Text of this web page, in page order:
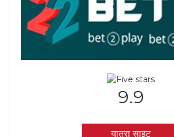
9.9
यात्रा साइट